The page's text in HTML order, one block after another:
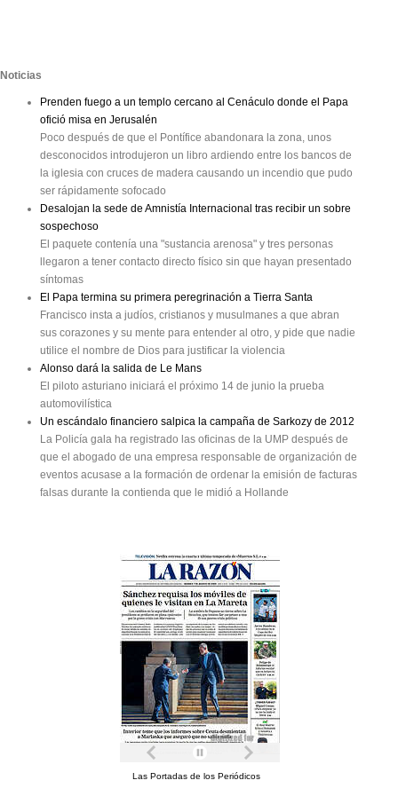
Noticias
Prenden fuego a un templo cercano al Cenáculo donde el Papa
ofició misa en Jerusalén
Poco después de que el Pontífice abandonara la zona, unos
desconocidos introdujeron un libro ardiendo entre los bancos de
la iglesia con cruces de madera causando un incendio que pudo
ser rápidamente sofocado
Desalojan la sede de Amnistía Internacional tras recibir un sobre
sospechoso
El paquete contenía una "sustancia arenosa" y tres personas
llegaron a tener contacto directo físico sin que hayan presentado
síntomas
El Papa termina su primera peregrinación a Tierra Santa
Francisco insta a judíos, cristianos y musulmanes a que abran
sus corazones y su mente para entender al otro, y pide que nadie
utilice el nombre de Dios para justificar la violencia
Alonso dará la salida de Le Mans
El piloto asturiano iniciará el próximo 14 de junio la prueba
automovilística
Un escándalo financiero salpica la campaña de Sarkozy de 2012
La Policía gala ha registrado las oficinas de la UMP después de
que el abogado de una empresa responsable de organización de
eventos acusase a la formación de ordenar la emisión de facturas
falsas durante la contienda que le midió a Hollande
Las Portadas de los Periódicos